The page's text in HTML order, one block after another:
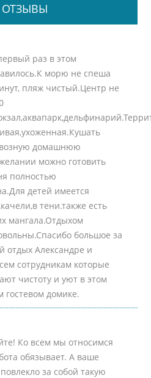
ОТЗЫВЫ
раз в этом
морю не спеша
пляж чистый.Центр не
домашнюю
можно готовить
полностью
детей имеется
тени.также есть
мангала.Отдыхом
большое за
отдых Александре и
сотрудникам которые
чистоту и уют в этом
гостевом домике.
Ко всем мы относимся
обязывает. А ваше
за собой такую